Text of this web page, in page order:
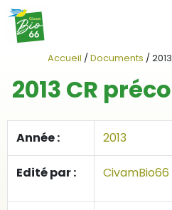
Accueil / Documents /
2013 CR
Année : 2013
Edité par : CivamBio66